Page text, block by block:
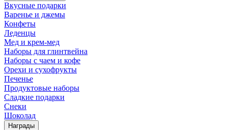
Вкусные подарки
Варенье и джемы
Конфеты
Леденцы
Мед и крем-мед
Наборы для глинтвейна
Наборы с чаем и кофе
Орехи и сухофрукты
Печенье
Продуктовые наборы
Сладкие подарки
Снеки
Шоколад
Награды